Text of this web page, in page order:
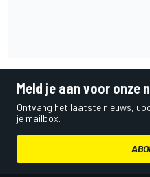
Meld je aan voor onze
Ontvang het laatste nieuws,
je mailbox.